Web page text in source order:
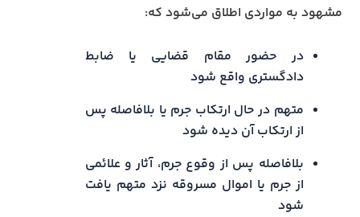
مشهود به مواردی اطلاق می‌شود که:
در حضور مقام قضایی یا ضابط
دادگستری واقع شود
متهم در حال ارتکاب جرم یا بلافاصله پس
از ارتکاب آن دیده شود
بلافاصله پس از وقوع جرم، آثار و علائمی
از جرم یا اموال مسروقه نزد متهم یافت
شود